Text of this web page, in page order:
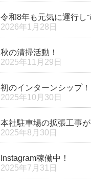
令和8年も元気に運行し
2026年1月28日
秋の清掃活動！
2025年11月29日
初のインターンシップ！
2025年10月30日
本社駐車場の拡張工事が
2025年8月30日
Instagram稼働中！
2025年7月31日